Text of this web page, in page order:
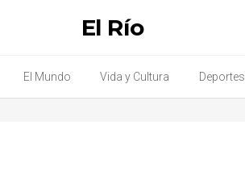
El Río
El Mundo Vida y Cultura Deportes